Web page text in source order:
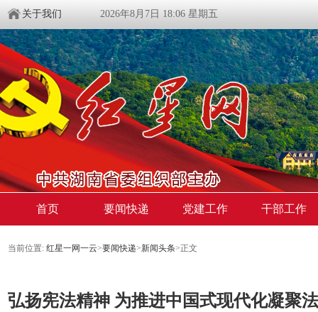
关于我们 2026年8月7日 18:06 星期五
首页 要闻快递 党建工作 干部工作
当前位置: 红星一网一云>要闻快递>新闻头条>正文
弘扬宪法精神 为推进中国式现代化凝